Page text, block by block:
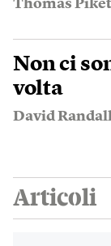
Thomas
Non ci
volta
David
Articoli